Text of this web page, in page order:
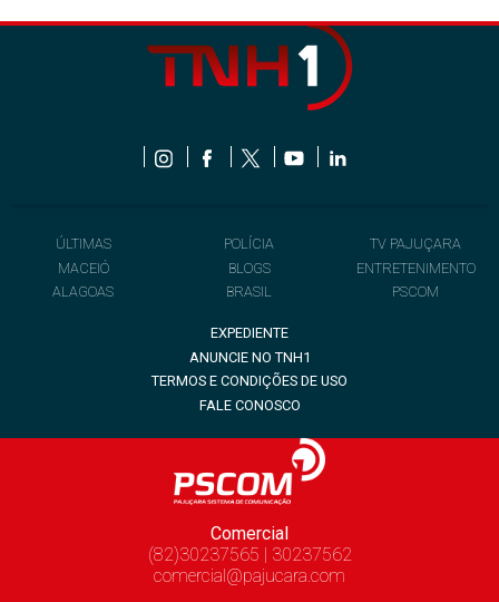
ÚLTIMAS
MACEIÓ
ALAGOAS
POLÍCIA
BLOGS
BRASIL
TV PAJUÇARA
ENTRETENIMENTO
PSCOM
EXPEDIENTE
ANUNCIE NO TNH1
TERMOS E CONDIÇÕES DE USO
FALE CONOSCO
Comercial
(82)30237565 | 30237562
comercial@pajucara.com